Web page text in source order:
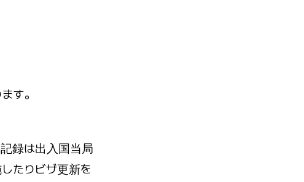
す。
録は出入国当局
たりビザ更新を